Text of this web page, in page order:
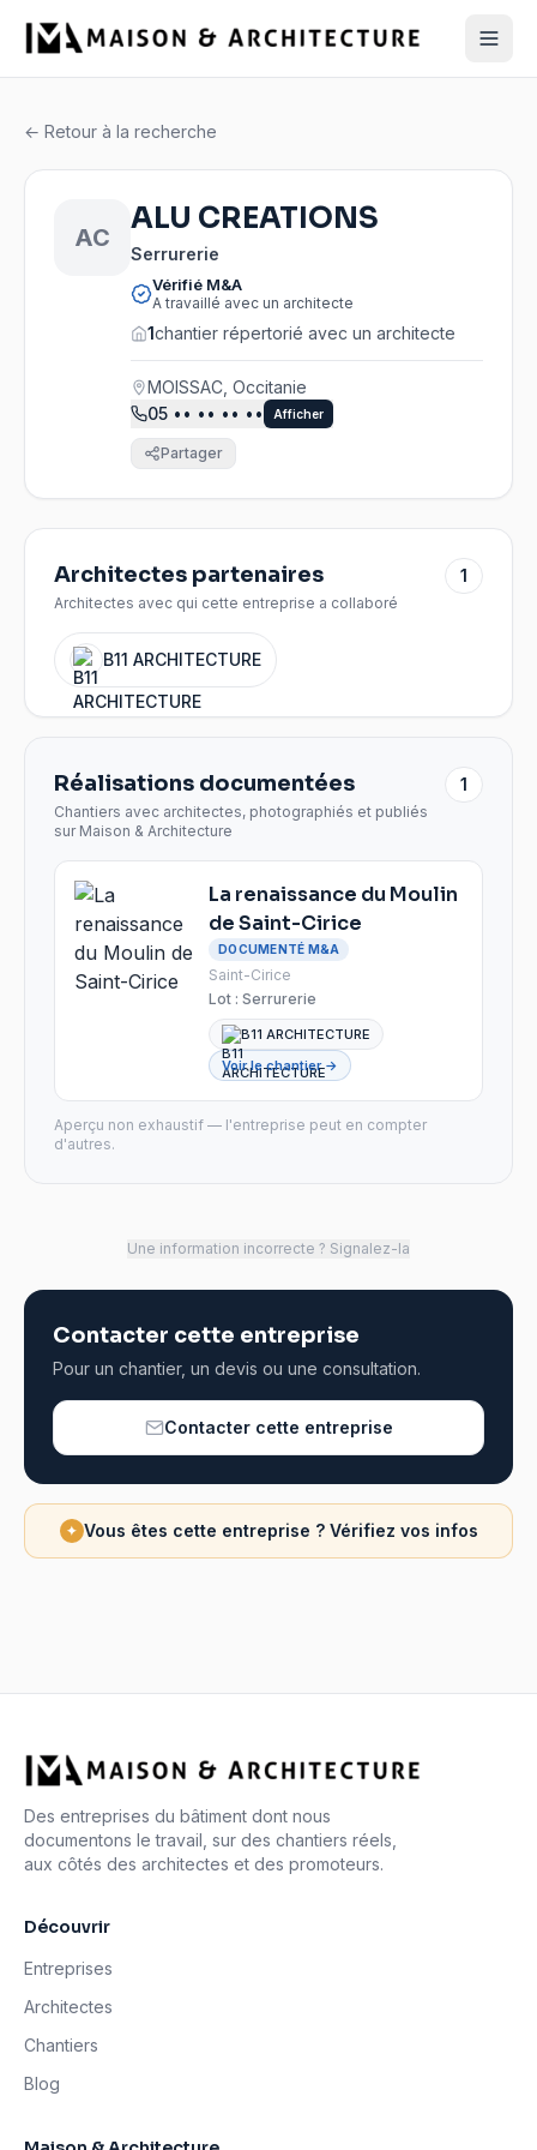
← Retour à la recherche
AC
ALU CREATIONS
Serrurerie
Vérifié M&A
A travaillé avec un architecte
1chantier répertorié avec un architecte
MOISSAC, Occitanie
05 •• •• •• •• Afficher
Partager
Architectes partenaires
Architectes avec qui cette entreprise a collaboré
1
B11 ARCHITECTURE
Réalisations documentées
Chantiers avec architectes, photographiés et publiés
sur Maison & Architecture
1
La renaissance du Moulin
de Saint-Cirice
DOCUMENTÉ M&A
Saint-Cirice
Lot : Serrurerie
B11 ARCHITECTURE
Voir le chantier →
Aperçu non exhaustif — l'entreprise peut en compter
d'autres.
Une information incorrecte ? Signalez-la
Contacter cette entreprise
Pour un chantier, un devis ou une consultation.
Contacter cette entreprise
✦ Vous êtes cette entreprise ? Vérifiez vos infos
Des entreprises du bâtiment dont nous
documentons le travail, sur des chantiers réels,
aux côtés des architectes et des promoteurs.
Découvrir
Entreprises
Architectes
Chantiers
Blog